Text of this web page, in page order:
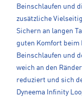
Beinschlaufen und
zusätzliche
Sichern an langen
guten Komfort beim
Beinschlaufen und
weich an den
reduziert und sich
Dyneema Infinity